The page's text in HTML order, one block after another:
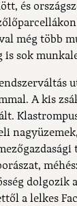
és
még több
sok
A kis
a lelkes